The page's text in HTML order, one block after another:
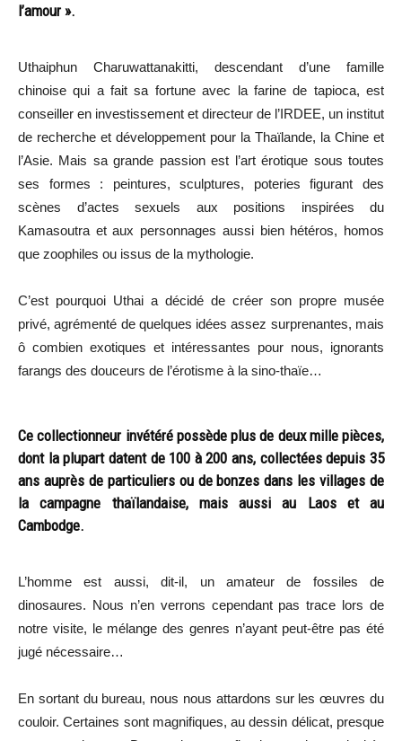
l’amour ».
Uthaiphun Charuwattanakitti, descendant d’une famille
chinoise qui a fait sa fortune avec la farine de tapioca, est
conseiller en investissement et directeur de l’IRDEE, un institut
de recherche et développement pour la Thaïlande, la Chine et
l’Asie. Mais sa grande passion est l’art érotique sous toutes
ses formes : peintures, sculptures, poteries figurant des
scènes d’actes sexuels aux positions inspirées du
Kamasoutra et aux personnages aussi bien hétéros, homos
que zoophiles ou issus de la mythologie.
C’est pourquoi Uthai a décidé de créer son propre musée
privé, agrémenté de quelques idées assez surprenantes, mais
ô combien exotiques et intéressantes pour nous, ignorants
farangs des douceurs de l’érotisme à la sino-thaïe…
Ce collectionneur invétéré possède plus de deux mille pièces,
dont la plupart datent de 100 à 200 ans, collectées depuis 35
ans auprès de particuliers ou de bonzes dans les villages de
la campagne thaïlandaise, mais aussi au Laos et au
Cambodge.
L’homme est aussi, dit-il, un amateur de fossiles de
dinosaures. Nous n’en verrons cependant pas trace lors de
notre visite, le mélange des genres n’ayant peut-être pas été
jugé nécessaire…
En sortant du bureau, nous nous attardons sur les œuvres du
couloir. Certaines sont magnifiques, au dessin délicat, presque